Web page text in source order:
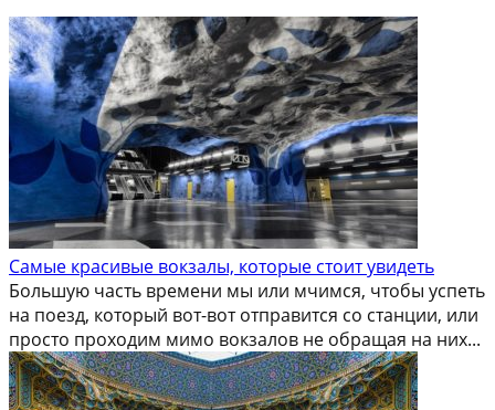
Самые красивые вокзалы, которые стоит увидеть
Большую часть времени мы или мчимся, чтобы успеть
на поезд, который вот-вот отправится со станции, или
просто проходим мимо вокзалов не обращая на них...